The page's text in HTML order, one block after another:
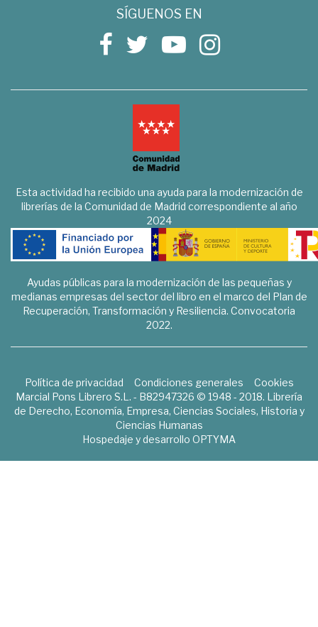
SÍGUENOS EN
Esta actividad ha recibido una ayuda para la modernización de
librerías de la Comunidad de Madrid correspondiente al año
2024
Ayudas públicas para la modernización de las pequeñas y
medianas empresas del sector del libro en el marco del Plan de
Recuperación, Transformación y Resiliencia. Convocatoria
2022.
Política de privacidad Condiciones generales
Cookies
Marcial Pons Librero S.L. - B82947326 © 1948 - 2018. Librería
de Derecho, Economía, Empresa, Ciencias Sociales, Historia y
Ciencias Humanas
Hospedaje y desarrollo OPTYMA